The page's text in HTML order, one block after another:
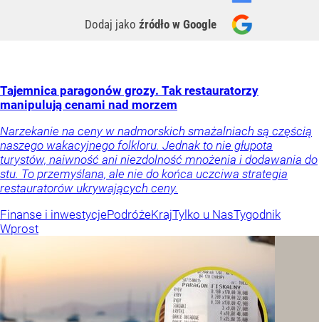
Dodaj jako źródło w Google
Tajemnica paragonów grozy. Tak restauratorzy
manipulują cenami nad morzem
Narzekanie na ceny w nadmorskich smażalniach są częścią
naszego wakacyjnego folkloru. Jednak to nie głupota
turystów, naiwność ani niezdolność mnożenia i dodawania do
stu. To przemyślana, ale nie do końca uczciwa strategia
restauratorów ukrywających ceny.
Finanse i inwestycjePodróżeKrajTylko u NasTygodnik
Wprost